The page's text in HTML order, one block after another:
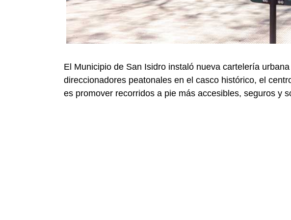
El Municipio de San Isidro instaló nueva cartelería
direccionadores peatonales en el casco histórico, el
es promover recorridos a pie más accesibles, seguros y